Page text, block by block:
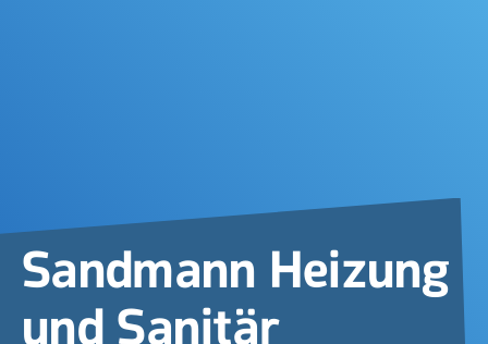
Sandmann Heizung
und Sanitär